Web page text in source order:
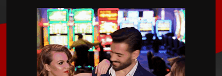
Магнес Аклиуш официјално претставен во
Париз
Мики ван де Вен се согласи на нов договор
со Тотенхем